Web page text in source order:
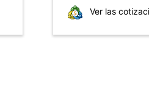
Ver las